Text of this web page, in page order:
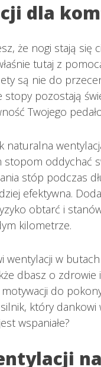
dla
że nogi stają się
tutaj z
są nie do
pozostają
Twojego
naturalna
stopom oddychać
stóp podczas
efektywna.
obtarć i
kilometrze.
wentylacji w
dbasz o
do
który dankowi
wspaniałe?